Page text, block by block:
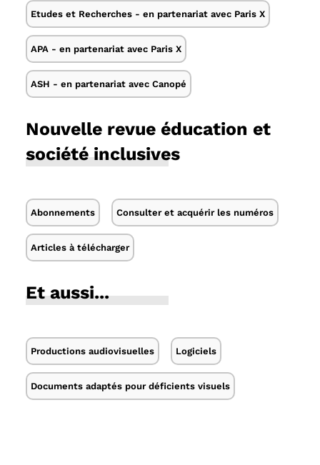
Etudes et Recherches - en partenariat avec Paris X
APA - en partenariat avec Paris X
ASH - en partenariat avec Canopé
Nouvelle revue éducation et
société inclusives
Abonnements Consulter et acquérir les numéros
Articles à télécharger
Et aussi...
Productions audiovisuelles Logiciels
Documents adaptés pour déficients visuels